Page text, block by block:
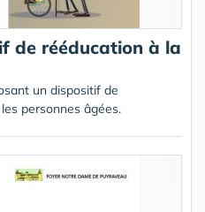
de rééducation à la
un dispositif de
personnes âgées.